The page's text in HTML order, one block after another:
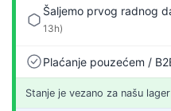
Šaljemo prvog radnog
13h)
Plaćanje pouzećem /
Stanje je vezano za našu